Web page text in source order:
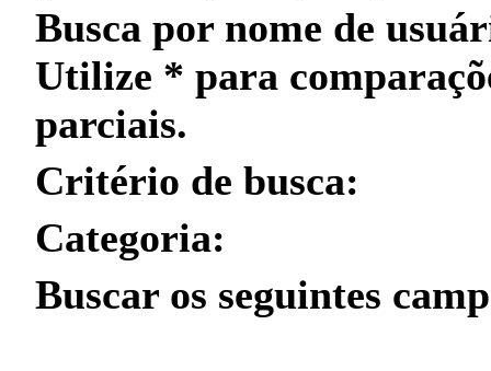
Busca por nome de
Utilize * para
parciais.
Critério de busca:
Categoria:
Buscar os seguintes